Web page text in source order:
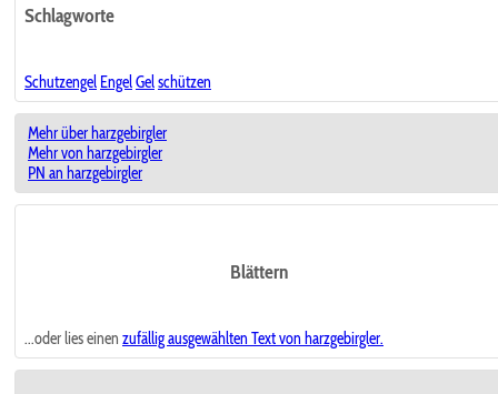
Schlagworte
Schutzengel EngelGelschützen
Mehr über harzgebirgler
Mehr von harzgebirgler
PN an harzgebirgler
Blättern
...oder lies einen zufällig ausgewählten Text von harzgebirgler.